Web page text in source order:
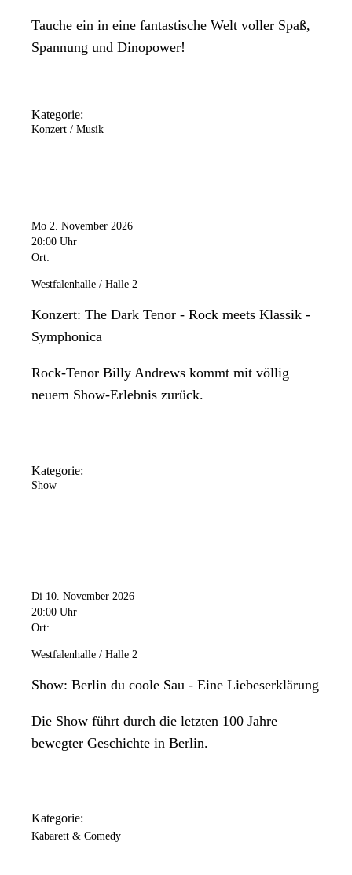
Tauche ein in eine fantastische Welt voller Spaß,
Spannung und Dinopower!
Kategorie:
Konzert / Musik
Mo 2. November 2026
20:00 Uhr
Ort:
Westfalenhalle / Halle 2
Konzert: The Dark Tenor - Rock meets Klassik -
Symphonica
Rock-Tenor Billy Andrews kommt mit völlig
neuem Show-Erlebnis zurück.
Kategorie:
Show
Di 10. November 2026
20:00 Uhr
Ort:
Westfalenhalle / Halle 2
Show: Berlin du coole Sau - Eine Liebeserklärung
Die Show führt durch die letzten 100 Jahre
bewegter Geschichte in Berlin.
Kategorie:
Kabarett & Comedy